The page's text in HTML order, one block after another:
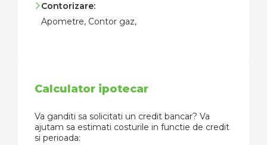
Contorizare:
Apometre, Contor gaz,
Calculator ipotecar
Va ganditi sa solicitati un credit bancar? Va
ajutam sa estimati costurile in functie de credit
si perioada: